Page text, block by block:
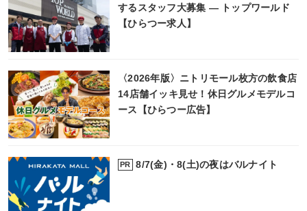
するスタッフ大募集 ― トップワールド
【ひらつー求人】
〈2026年版〉ニトリモール枚方の飲食店
14店舗イッキ見せ！休日グルメモデルコ
ース【ひらつー広告】
PR 8/7(金)・8(土)の夜はバルナイト